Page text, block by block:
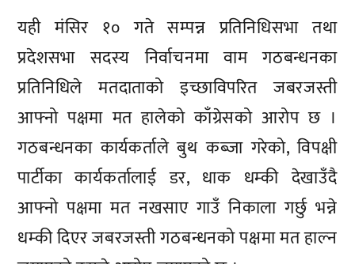
यही मंसिर १० गते सम्पन्न प्रतिनिधिसभा तथा
प्रदेशसभा सदस्य निर्वाचनमा वाम गठबन्धनका
प्रतिनिधिले मतदाताको इच्छाविपरित जबरजस्ती
आफ्नो पक्षमा मत हालेको काँग्रेसको आरोप छ ।
गठबन्धनका कार्यकर्ताले बुथ कब्जा गरेको, विपक्षी
पार्टीका कार्यकर्तालाई डर, धाक धम्की देखाउँदै
आफ्नो पक्षमा मत नखसाए गाउँ निकाला गर्छु भन्ने
धम्की दिएर जबरजस्ती गठबन्धनको पक्षमा मत हाल्न